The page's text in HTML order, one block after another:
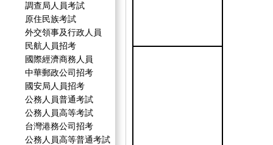
調查局人員考試
原住民族考試
外交領事及行政人員
民航人員招考
國際經濟商務人員
中華郵政公司招考
國安局人員招考
公務人員普通考試
公務人員高等考試
台灣港務公司招考
公務人員高等普通考試